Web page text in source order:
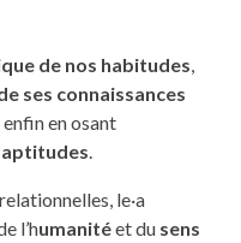
de nos habitudes,
ses connaissances
en osant
aptitudes.
le·a
l’humanitéet du sens